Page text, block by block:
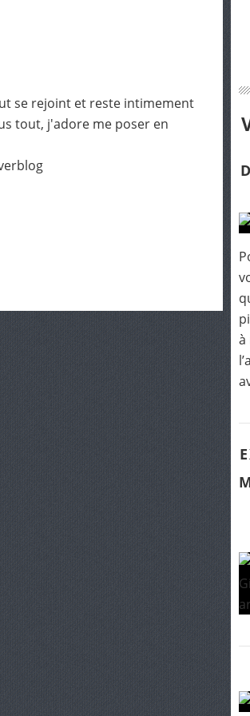
se rejoint et reste intimement
tout, j'adore me poser en
à